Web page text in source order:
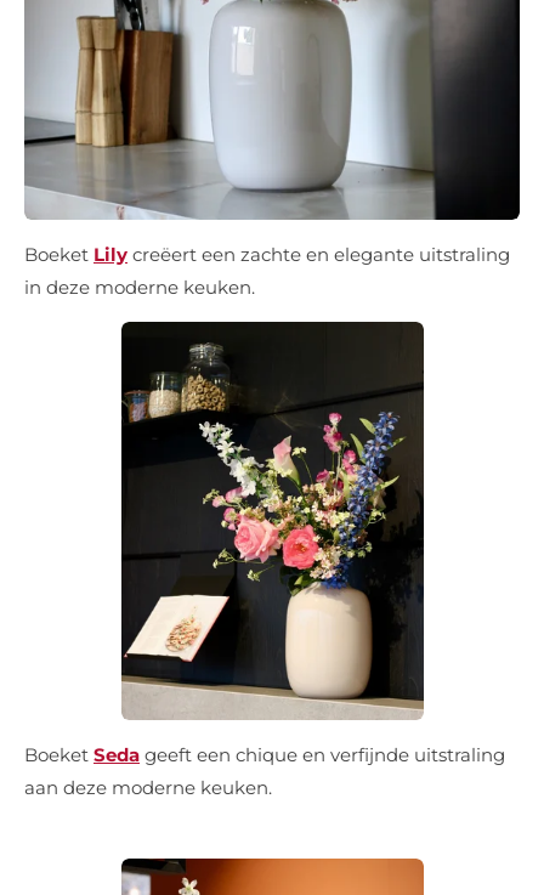
Boeket Lily creëert een zachte en elegante uitstraling
in deze moderne keuken.
Boeket Seda geeft een chique en verfijnde uitstraling
aan deze moderne keuken.